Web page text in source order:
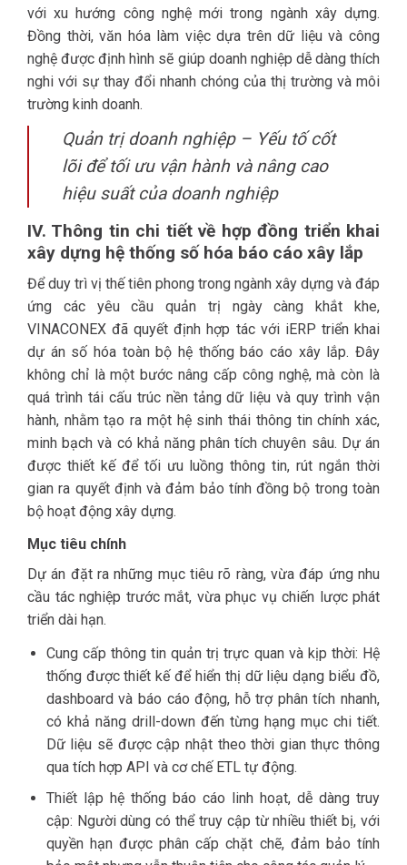
với xu hướng công nghệ mới trong ngành xây dựng.
Đồng thời, văn hóa làm việc dựa trên dữ liệu và công
nghệ được định hình sẽ giúp doanh nghiệp dễ dàng thích
nghi với sự thay đổi nhanh chóng của thị trường và môi
trường kinh doanh.
Quản trị doanh nghiệp – Yếu tố cốt
lõi để tối ưu vận hành và nâng cao
hiệu suất của doanh nghiệp
IV. Thông tin chi tiết về hợp đồng triển khai
xây dựng hệ thống số hóa báo cáo xây lắp
Để duy trì vị thế tiên phong trong ngành xây dựng và đáp
ứng các yêu cầu quản trị ngày càng khắt khe,
VINACONEX đã quyết định hợp tác với iERP triển khai
dự án số hóa toàn bộ hệ thống báo cáo xây lắp. Đây
không chỉ là một bước nâng cấp công nghệ, mà còn là
quá trình tái cấu trúc nền tảng dữ liệu và quy trình vận
hành, nhằm tạo ra một hệ sinh thái thông tin chính xác,
minh bạch và có khả năng phân tích chuyên sâu. Dự án
được thiết kế để tối ưu luồng thông tin, rút ngắn thời
gian ra quyết định và đảm bảo tính đồng bộ trong toàn
bộ hoạt động xây dựng.
Mục tiêu chính
Dự án đặt ra những mục tiêu rõ ràng, vừa đáp ứng nhu
cầu tác nghiệp trước mắt, vừa phục vụ chiến lược phát
triển dài hạn.
Cung cấp thông tin quản trị trực quan và kịp thời: Hệ
thống được thiết kế để hiển thị dữ liệu dạng biểu đồ,
dashboard và báo cáo động, hỗ trợ phân tích nhanh,
có khả năng drill-down đến từng hạng mục chi tiết.
Dữ liệu sẽ được cập nhật theo thời gian thực thông
qua tích hợp API và cơ chế ETL tự động.
Thiết lập hệ thống báo cáo linh hoạt, dễ dàng truy
cập: Người dùng có thể truy cập từ nhiều thiết bị, với
quyền hạn được phân cấp chặt chẽ, đảm bảo tính